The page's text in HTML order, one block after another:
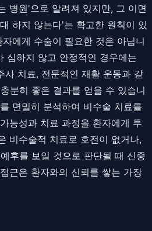
병원'으로 알려져 있지만, 그 이면
하지 않는다'는 확고한 원칙이 있
에게 수술이 필요한 것은 아닙니
심하지 않고 안정적인 경우에는
사 치료, 전문적인 재활 운동과 같
분히 좋은 결과를 얻을 수 있습니
면밀히 분석하여 비수술 치료를
능성과 치료 과정을 환자에게 투
비수술적 치료로 호전이 없거나,
후를 보일 것으로 판단될 때 신중
근은 환자와의 신뢰를 쌓는 가장